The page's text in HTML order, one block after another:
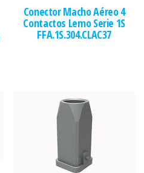
Conector Macho Aéreo 4
Contactos Lemo Serie 1S
FFA.1S.304.CLAC37